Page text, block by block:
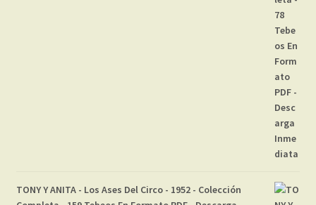
TONY Y ANITA - Los Ases Del Circo - 1952 - Colección